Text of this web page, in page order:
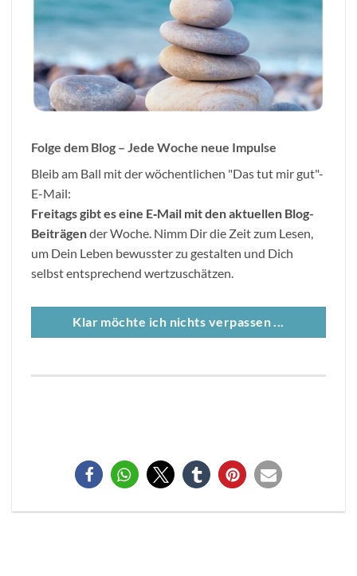
Folge dem Blog – Jede Woche neue Impulse
Bleib am Ball mit der wöchentlichen "Das tut mir gut"-
E-Mail:
Freitags gibt es eine E‐Mail mit den aktuellen Blog-
Beiträgender Woche. Nimm Dir die Zeit zum Lesen,
um Dein Leben bewusster zu gestalten und Dich
selbst entsprechend wertzuschätzen.
Klar möchte ich nichts verpassen ...